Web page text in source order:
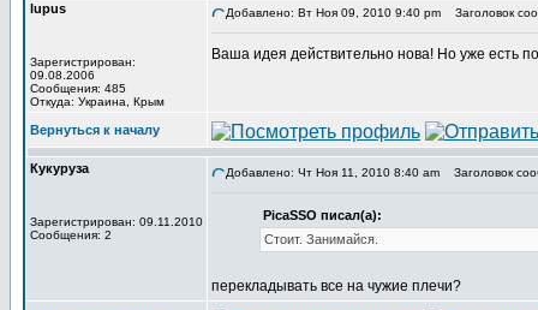
lupus
Зарегистрирован:
09.08.2006
Сообщения: 485
Откуда: Украина, Крым
Добавлено: Вт Ноя 09, 2010 9:40 pm Заголовок
Ваша идея действительно нова! Но уже есть
Вернуться к началу
Кукуруза
Зарегистрирован: 09.11.2010
Сообщения: 2
Добавлено: Чт Ноя 11, 2010 8:40 am Заголовок
PicaSSO писал(а):
Стоит. Занимайся.
перекладывать все на чужие плечи?